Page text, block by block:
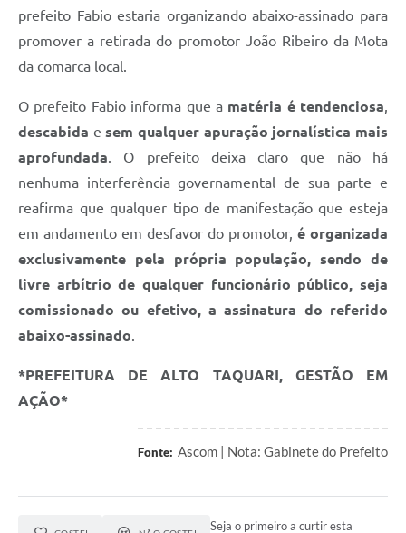
prefeito Fabio estaria organizando abaixo-assinado para
promover a retirada do promotor João Ribeiro da Mota
da comarca local.
O prefeito Fabio informa que a matéria é tendenciosa,
descabida esem qualquer apuração jornalística mais
aprofundada. O prefeito deixa claro que não há
nenhuma interferência governamental de sua parte e
reafirma que qualquer tipo de manifestação que esteja
em andamento em desfavor do promotor, é organizada
exclusivamente pela própria população, sendo de
livre arbítrio de qualquer funcionário público, seja
comissionado ou efetivo, a assinatura do referido
abaixo-assinado.
*PREFEITURA DE ALTO TAQUARI, GESTÃO EM
AÇÃO*
Fonte: Ascom | Nota: Gabinete do Prefeito
Seja o primeiro a curtir esta